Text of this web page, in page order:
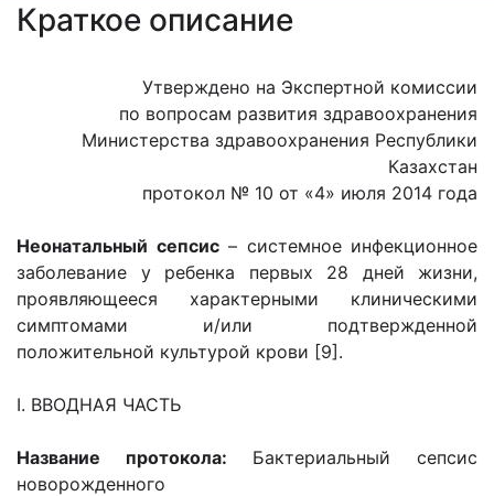
Краткое описание
Утверждено на Экспертной комиссии
по вопросам развития здравоохранения
Министерства здравоохранения Республики
Казахстан
протокол № 10 от «4» июля 2014 года
Неонатальный сепсис– системное инфекционное
заболевание у ребенка первых 28 дней жизни,
проявляющееся характерными клиническими
симптомами и/или подтвержденной
положительной культурой крови [9].
I. ВВОДНАЯ ЧАСТЬ
Название протокола: Бактериальный сепсис
новорожденного